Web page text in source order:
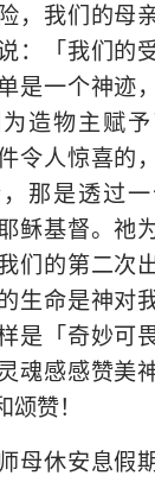
，我们的母
：「我们的
是一个神迹
造物主赋
令人惊喜的
那是透过
稣基督。祂
们的第二次
生命是神对
是「奇妙可
魂感感赞美
赞！
休安息假期